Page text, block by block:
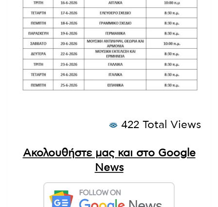
422 Total Views
Ακολουθήστε μας και στο Google
News